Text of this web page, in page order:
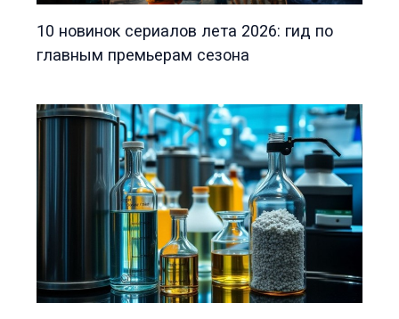
10 новинок сериалов лета 2026: гид по
главным премьерам сезона